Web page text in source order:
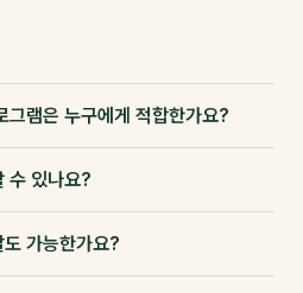
그램은 누구에게 적합한가요?
수 있나요?
가능한가요?